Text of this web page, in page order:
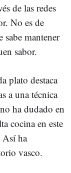
de las redes
No es de
sabe mantener
sabor.
plato destaca
a una técnica
no ha dudado en
cocina en este
ha
vasco.